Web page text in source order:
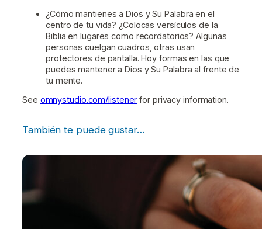
¿Cómo mantienes a Dios y Su Palabra en el
centro de tu vida? ¿Colocas versículos de la
Biblia en lugares como recordatorios? Algunas
personas cuelgan cuadros, otras usan
protectores de pantalla. Hoy formas en las que
puedes mantener a Dios y Su Palabra al frente de
tu mente.
See omnystudio.com/listener for privacy information.
También te puede gustar…